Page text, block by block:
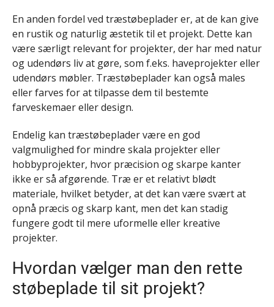
En anden fordel ved træstøbeplader er, at de kan give
en rustik og naturlig æstetik til et projekt. Dette kan
være særligt relevant for projekter, der har med natur
og udendørs liv at gøre, som f.eks. haveprojekter eller
udendørs møbler. Træstøbeplader kan også males
eller farves for at tilpasse dem til bestemte
farveskemaer eller design.
Endelig kan træstøbeplader være en god
valgmulighed for mindre skala projekter eller
hobbyprojekter, hvor præcision og skarpe kanter
ikke er så afgørende. Træ er et relativt blødt
materiale, hvilket betyder, at det kan være svært at
opnå præcis og skarp kant, men det kan stadig
fungere godt til mere uformelle eller kreative
projekter.
Hvordan vælger man den rette
støbeplade til sit projekt?